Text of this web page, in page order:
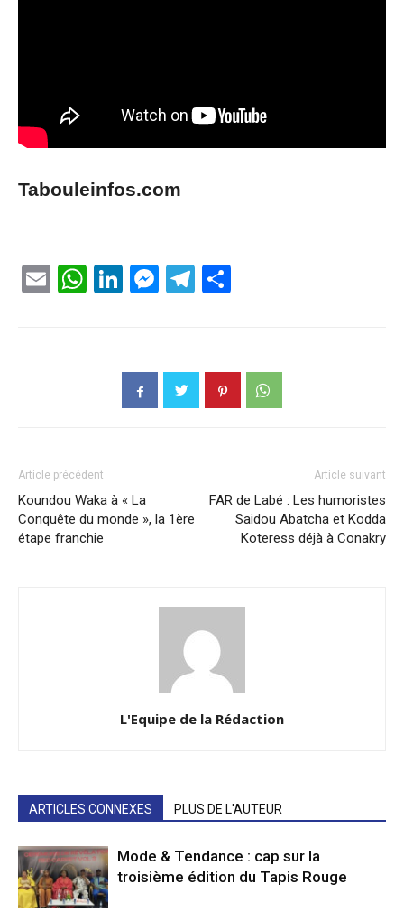
Tabouleinfos.com
EmailWhatsApp
LinkedIn
Messenger
Telegram
Article précédent
Koundou Waka à « La
Conquête du monde », la 1ère
étape franchie
Article suivant
FAR de Labé : Les humoristes
Saidou Abatcha et Kodda
Koteress déjà à Conakry
L'Equipe de la Rédaction
ARTICLES CONNEXES PLUS DE L'AUTEUR
Mode & Tendance : cap sur la
troisième édition du Tapis Rouge